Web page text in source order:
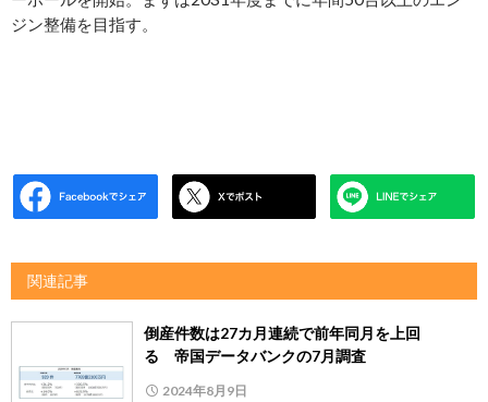
ジン整備を目指す。
関連記事
倒産件数は27カ月連続で前年同月を上回
る 帝国データバンクの7月調査
2024年8月9日